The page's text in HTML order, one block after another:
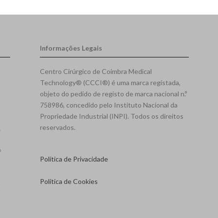
Informações Legais
Centro Cirúrgico de Coimbra Medical
Technology® (CCCI®) é uma marca registada,
objeto do pedido de registo de marca nacional n.º
758986, concedido pelo Instituto Nacional da
Propriedade Industrial (INPI). Todos os direitos
reservados.
Política de Privacidade
Política de Cookies